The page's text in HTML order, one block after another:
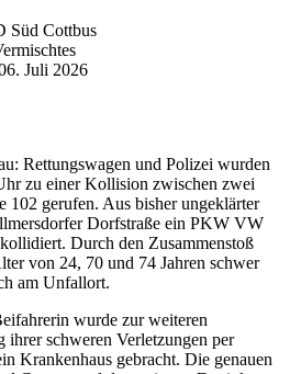
Süd Cottbus
Juli 2026
Rettungswagen und Polizei wurden
zu einer Kollision zwischen zwei
102 gerufen. Aus bisher ungeklärter
Dorfstraße ein PKW VW
Durch den Zusammenstoß
von 24, 70 und 74 Jahren schwer
am Unfallort.
wurde zur weiteren
ihrer schweren Verletzungen per
Krankenhaus gebracht. Die genauen